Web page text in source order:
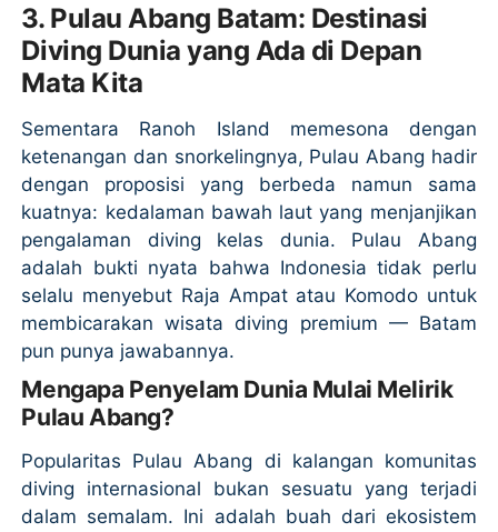
3. Pulau Abang Batam: Destinasi
Diving Dunia yang Ada di Depan
Mata Kita
Sementara Ranoh Island memesona dengan
ketenangan dan snorkelingnya, Pulau Abang hadir
dengan proposisi yang berbeda namun sama
kuatnya: kedalaman bawah laut yang menjanjikan
pengalaman diving kelas dunia. Pulau Abang
adalah bukti nyata bahwa Indonesia tidak perlu
selalu menyebut Raja Ampat atau Komodo untuk
membicarakan wisata diving premium — Batam
pun punya jawabannya.
Mengapa Penyelam Dunia Mulai Melirik
Pulau Abang?
Popularitas Pulau Abang di kalangan komunitas
diving internasional bukan sesuatu yang terjadi
dalam semalam. Ini adalah buah dari ekosistem